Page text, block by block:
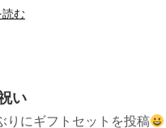
読む
い
りにギフトセットを投稿